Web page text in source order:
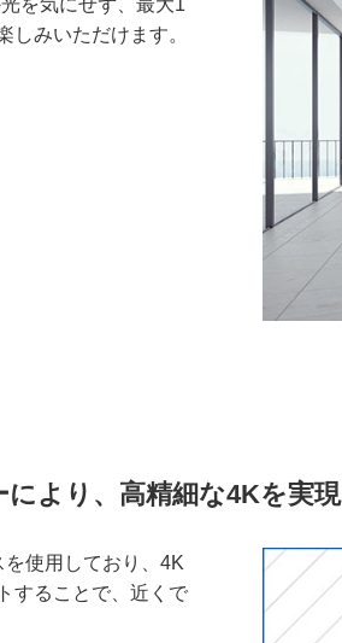
を気にせず、最大1
みいただけます。
より、高精細な4Kを実現
使用しており、4K
することで、近くで